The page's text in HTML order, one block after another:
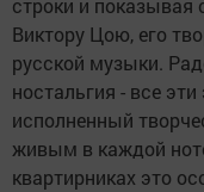
строки и показывая
Виктору Цою, его
русской музыки.
ностальгия - все
исполненный
живым в каждой
квартирниках это